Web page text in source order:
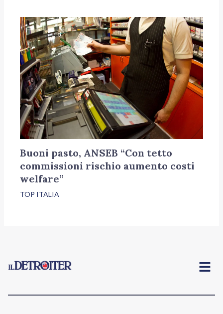
Buoni pasto, ANSEB “Con tetto
commissioni rischio aumento costi
welfare”
TOP ITALIA
Menu